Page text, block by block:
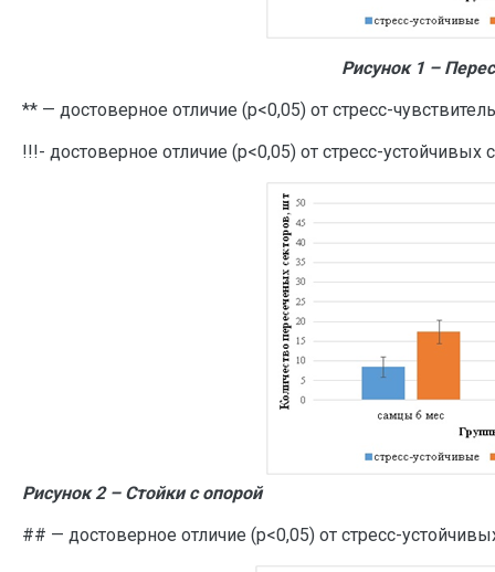
Рисунок 1 –
** — достоверное отличие (р<0,05) от стресс-
!!!- достоверное отличие (р<0,05) от стресс-устойчивых
Рисунок 2 – Стойки с опорой
## — достоверное отличие (р<0,05) от стресс-